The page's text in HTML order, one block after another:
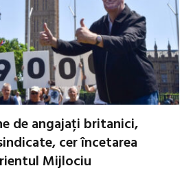
de angajați britanici,
cer încetarea
Mijlociu